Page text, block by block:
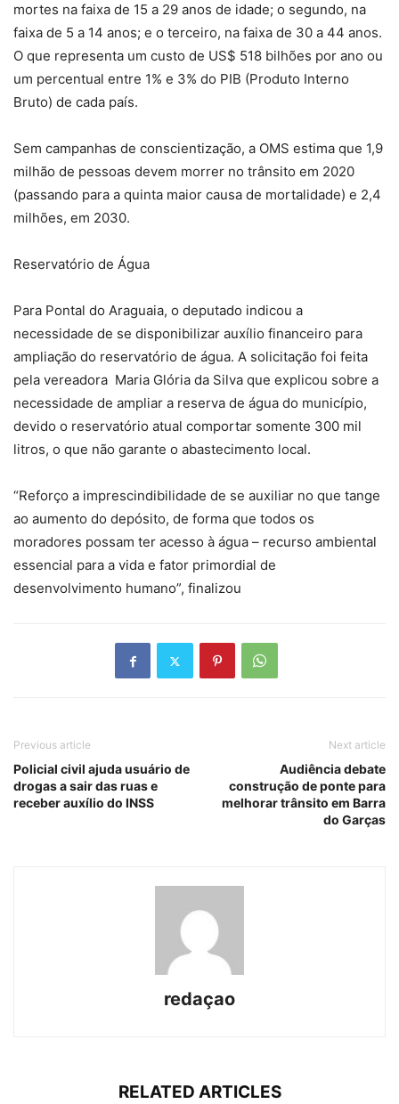
mortes na faixa de 15 a 29 anos de idade; o segundo, na
faixa de 5 a 14 anos; e o terceiro, na faixa de 30 a 44 anos.
O que representa um custo de US$ 518 bilhões por ano ou
um percentual entre 1% e 3% do PIB (Produto Interno
Bruto) de cada país.
Sem campanhas de conscientização, a OMS estima que 1,9
milhão de pessoas devem morrer no trânsito em 2020
(passando para a quinta maior causa de mortalidade) e 2,4
milhões, em 2030.
Reservatório de Água
Para Pontal do Araguaia, o deputado indicou a
necessidade de se disponibilizar auxílio financeiro para
ampliação do reservatório de água. A solicitação foi feita
pela vereadora Maria Glória da Silva que explicou sobre a
necessidade de ampliar a reserva de água do município,
devido o reservatório atual comportar somente 300 mil
litros, o que não garante o abastecimento local.
“Reforço a imprescindibilidade de se auxiliar no que tange
ao aumento do depósito, de forma que todos os
moradores possam ter acesso à água – recurso ambiental
essencial para a vida e fator primordial de
desenvolvimento humano”, finalizou
Previous article
Policial civil ajuda usuário de
drogas a sair das ruas e
receber auxílio do INSS
Next article
Audiência debate
construção de ponte para
melhorar trânsito em Barra
do Garças
redaçao
RELATED ARTICLES